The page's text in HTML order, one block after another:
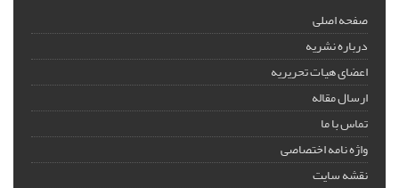
صفحه اصلی
درباره نشریه
اعضای هیات تحریریه
ارسال مقاله
تماس با ما
واژه نامه اختصاصی
نقشه سایت